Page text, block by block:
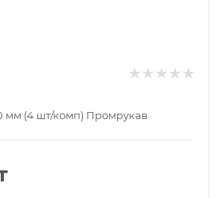
мм (4 шт/комп) Промрукав